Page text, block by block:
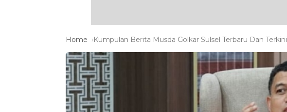
Home Kumpulan Berita Musda Golkar Sulsel Terbaru Dan Terkini